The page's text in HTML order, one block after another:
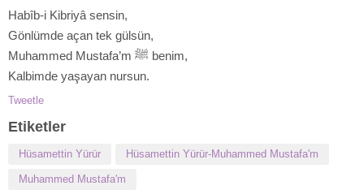
Habîb-i Kibriyâ sensin,
Gönlümde açan tek gülsün,
Muhammed Mustafa’m ﷺ benim,
Kalbimde yaşayan nursun.
Tweetle
Etiketler
Hüsamettin Yürür Hüsamettin Yürür-Muhammed Mustafa'm
Muhammed Mustafa'm